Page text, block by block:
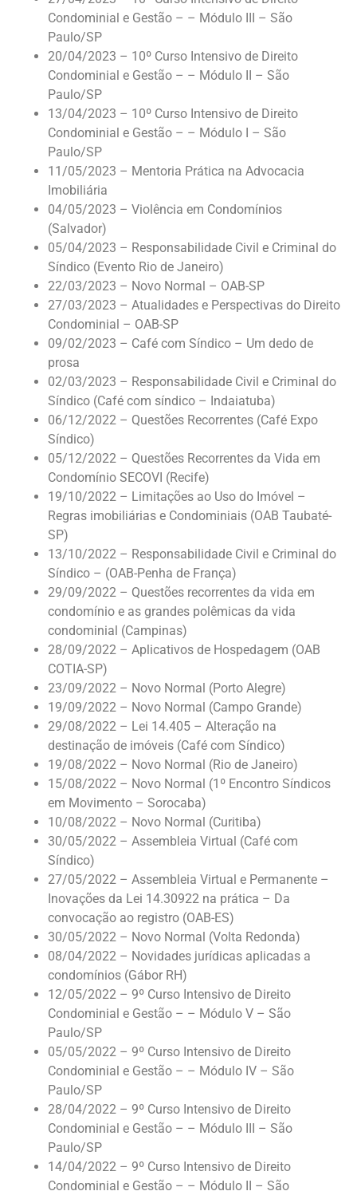
Condominial e Gestão – – Módulo III – São
Paulo/SP
20/04/2023 – 10º Curso Intensivo de Direito
Condominial e Gestão – – Módulo II – São
Paulo/SP
13/04/2023 – 10º Curso Intensivo de Direito
Condominial e Gestão – – Módulo I – São
Paulo/SP
11/05/2023 – Mentoria Prática na Advocacia
Imobiliária
04/05/2023 – Violência em Condomínios
(Salvador)
05/04/2023 – Responsabilidade Civil e Criminal do
Síndico (Evento Rio de Janeiro)
22/03/2023 – Novo Normal – OAB-SP
27/03/2023 – Atualidades e Perspectivas do Direito
Condominial – OAB-SP
09/02/2023 – Café com Síndico – Um dedo de
prosa
02/03/2023 – Responsabilidade Civil e Criminal do
Síndico (Café com síndico – Indaiatuba)
06/12/2022 – Questões Recorrentes (Café Expo
Síndico)
05/12/2022 – Questões Recorrentes da Vida em
Condomínio SECOVI (Recife)
19/10/2022 – Limitações ao Uso do Imóvel –
Regras imobiliárias e Condominiais (OAB Taubaté-
SP)
13/10/2022 – Responsabilidade Civil e Criminal do
Síndico – (OAB-Penha de França)
29/09/2022 – Questões recorrentes da vida em
condomínio e as grandes polêmicas da vida
condominial (Campinas)
28/09/2022 – Aplicativos de Hospedagem (OAB
COTIA-SP)
23/09/2022 – Novo Normal (Porto Alegre)
19/09/2022 – Novo Normal (Campo Grande)
29/08/2022 – Lei 14.405 – Alteração na
destinação de imóveis (Café com Síndico)
19/08/2022 – Novo Normal (Rio de Janeiro)
15/08/2022 – Novo Normal (1º Encontro Síndicos
em Movimento – Sorocaba)
10/08/2022 – Novo Normal (Curitiba)
30/05/2022 – Assembleia Virtual (Café com
Síndico)
27/05/2022 – Assembleia Virtual e Permanente –
Inovações da Lei 14.30922 na prática – Da
convocação ao registro (OAB-ES)
30/05/2022 – Novo Normal (Volta Redonda)
08/04/2022 – Novidades jurídicas aplicadas a
condomínios (Gábor RH)
12/05/2022 – 9º Curso Intensivo de Direito
Condominial e Gestão – – Módulo V – São
Paulo/SP
05/05/2022 – 9º Curso Intensivo de Direito
Condominial e Gestão – – Módulo IV – São
Paulo/SP
28/04/2022 – 9º Curso Intensivo de Direito
Condominial e Gestão – – Módulo III – São
Paulo/SP
14/04/2022 – 9º Curso Intensivo de Direito
Condominial e Gestão – – Módulo II – São